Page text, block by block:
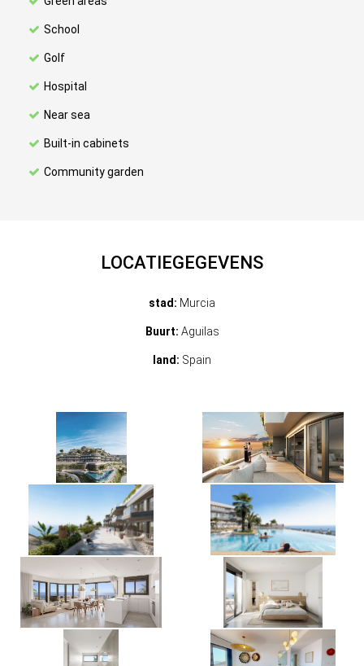
School
Golf
Hospital
Near sea
Built-in cabinets
Community garden
LOCATIEGEGEVENS
stad: Murcia
Buurt: Aguilas
land: Spain